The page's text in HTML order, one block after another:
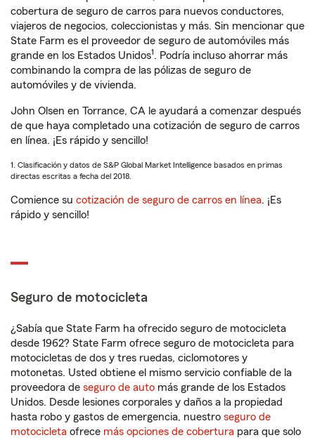
cobertura de seguro de carros para nuevos conductores,
viajeros de negocios, coleccionistas y más. Sin mencionar que
State Farm es el proveedor de seguro de automóviles más
grande en los Estados Unidos1. Podría incluso ahorrar más
combinando la compra de las pólizas de seguro de
automóviles y de vivienda.
John Olsen en Torrance, CA le ayudará a comenzar después
de que haya completado una cotización de seguro de carros
en línea. ¡Es rápido y sencillo!
1. Clasificación y datos de S&P Global Market Intelligence basados en primas
directas escritas a fecha del 2018.
Comience su cotización de seguro de carros en línea. ¡Es
rápido y sencillo!
Seguro de motocicleta
¿Sabía que State Farm ha ofrecido seguro de motocicleta
desde 1962? State Farm ofrece seguro de motocicleta para
motocicletas de dos y tres ruedas, ciclomotores y
motonetas. Usted obtiene el mismo servicio confiable de la
proveedora de seguro de auto más grande de los Estados
Unidos. Desde lesiones corporales y daños a la propiedad
hasta robo y gastos de emergencia, nuestro seguro de
motocicleta ofrece más opciones de cobertura para que solo